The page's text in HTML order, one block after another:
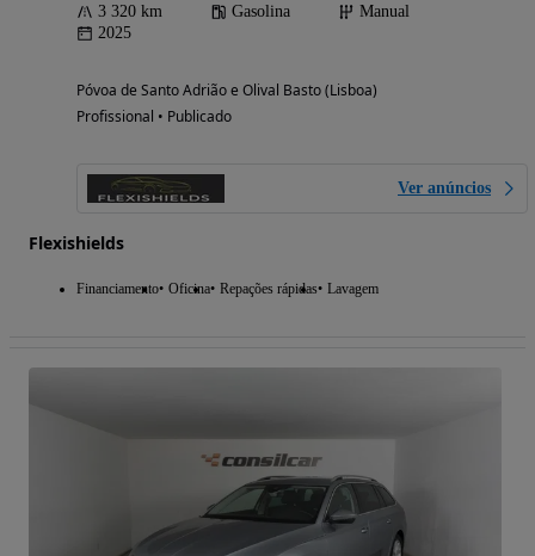
3 320 km Gasolina
Manual
2025
Póvoa de Santo Adrião e Olival Basto (Lisboa)
Profissional • Publicado
Ver anúncios
Flexishields
Financiamento Oficina Repações rápidas Lavagem